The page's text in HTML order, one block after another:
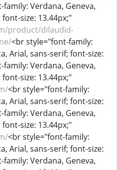
Verdana, Geneva,
size: 13.44px;"
product/dilaudid-
<br style="font-family:
Arial, sans-serif; font-size:
Verdana, Geneva,
size: 13.44px;"
<br style="font-family:
Arial, sans-serif; font-size:
Verdana, Geneva,
size: 13.44px;"
<br style="font-family:
Arial, sans-serif; font-size:
Verdana, Geneva,